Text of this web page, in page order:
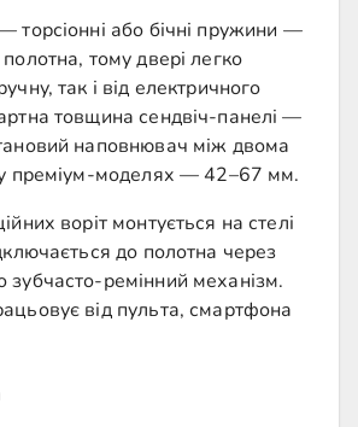
торсіонні або бічні пружини —
тому двері легко
так і від електричного
товщина сендвіч-панелі —
наповнювач між двома
преміум-моделях — 42–67 мм.
воріт монтується на стелі
до полотна через
ремінний механізм.
від пульта, смартфона